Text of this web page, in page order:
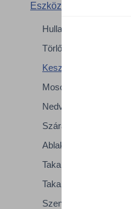
Eszközök
Hulladékkezelés
Törlőkendők
Kesztyűk
Mosogatás
Nedves takarítás
Száraz takarítás
Ablaktisztító eszközök
Takarítógépek
Takarítókocsik
Szennyfogó szőnyegek